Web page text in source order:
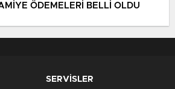
ÖDEMELERİ BELLİ OLDU
SERVİSLER